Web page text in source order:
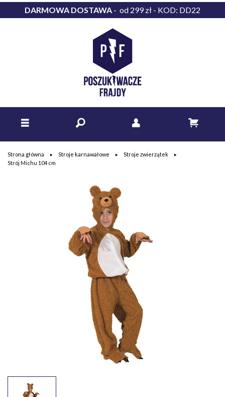
DARMOWA DOSTAWA - od 299 zł - KOD: DD22
Strona główna Stroje karnawałowe
Stroje zwierzątek
Strój Michu 104 cm